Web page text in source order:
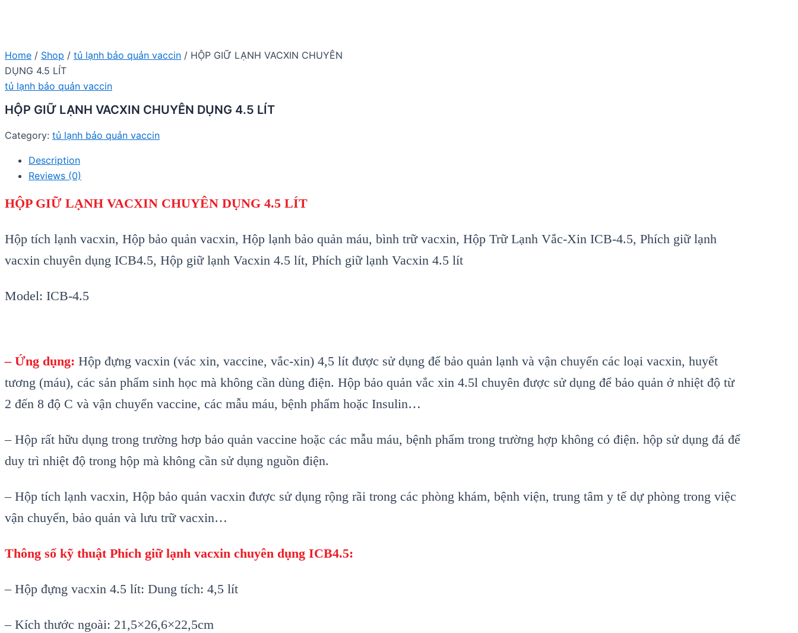
Home / Shop / tủ lạnh bảo quản vaccin / HỘP GIỮ LẠNH VACXIN CHUYÊN
DỤNG 4.5 LÍT
tủ lạnh bảo quản vaccin
HỘP GIỮ LẠNH VACXIN CHUYÊN DỤNG 4.5 LÍT
Category: tủ lạnh bảo quản vaccin
Description
Reviews (0)
HỘP GIỮ LẠNH VACXIN CHUYÊN DỤNG 4.5 LÍT
Hộp tích lạnh vacxin, Hộp bảo quản vacxin, Hộp lạnh bảo quản máu, bình trữ vacxin, Hộp Trữ Lạnh Vắc-Xin ICB-4.5, Phích giữ lạnh
vacxin chuyên dụng ICB4.5, Hộp giữ lạnh Vacxin 4.5 lít, Phích giữ lạnh Vacxin 4.5 lít
Model: ICB-4.5
– Ứng dụng: Hộp đựng vacxin (vác xin, vaccine, vắc-xin) 4,5 lít được sử dụng để bảo quản lạnh và vận chuyển các loại vacxin, huyết
tương (máu), các sản phẩm sinh học mà không cần dùng điện. Hộp bảo quản vắc xin 4.5l chuyên được sử dụng để bảo quản ở nhiệt độ từ
2 đến 8 độ C và vận chuyển vaccine, các mẫu máu, bệnh phẩm hoặc Insulin…
– Hộp rất hữu dụng trong trường hơp bảo quản vaccine hoặc các mẫu máu, bệnh phẩm trong trường hợp không có điện. hộp sử dụng đá để
duy trì nhiệt độ trong hộp mà không cần sử dụng nguồn điện.
– Hộp tích lạnh vacxin, Hộp bảo quản vacxin được sử dụng rộng rãi trong các phòng khám, bệnh viện, trung tâm y tế dự phòng trong việc
vận chuyển, bảo quản và lưu trữ vacxin…
Thông số kỹ thuật Phích giữ lạnh vacxin chuyên dụng ICB4.5:
– Hộp đựng vacxin 4.5 lít: Dung tích: 4,5 lít
– Kích thước ngoài: 21,5×26,6×22,5cm